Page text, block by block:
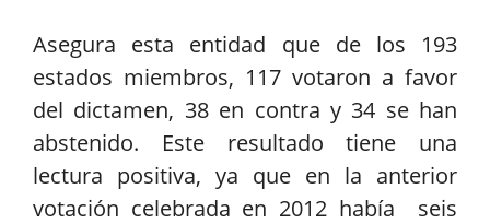
Asegura esta entidad que de los 193
estados miembros, 117 votaron a favor
del dictamen, 38 en contra y 34 se han
abstenido. Este resultado tiene una
lectura positiva, ya que en la anterior
votación celebrada en 2012 había seis